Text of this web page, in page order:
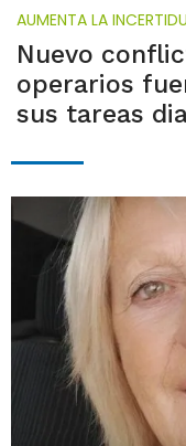
AUMENTA LA
Nuevo
operarios
sus tareas